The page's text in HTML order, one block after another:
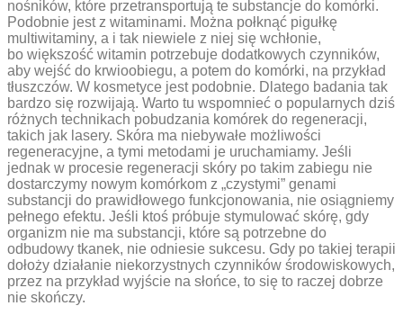
nośników, które przetransportują te substancje do komórki.
Podobnie jest z witaminami. Można połknąć pigułkę
multiwitaminy, a i tak niewiele z niej się wchłonie,
bo większość witamin potrzebuje dodatkowych czynników,
aby wejść do krwioobiegu, a potem do komórki, na przykład
tłuszczów. W kosmetyce jest podobnie. Dlatego badania tak
bardzo się rozwijają. Warto tu wspomnieć o popularnych dziś
różnych technikach pobudzania komórek do regeneracji,
takich jak lasery. Skóra ma niebywałe możliwości
regeneracyjne, a tymi metodami je uruchamiamy. Jeśli
jednak w procesie regeneracji skóry po takim zabiegu nie
dostarczymy nowym komórkom z „czystymi” genami
substancji do prawidłowego funkcjonowania, nie osiągniemy
pełnego efektu. Jeśli ktoś próbuje stymulować skórę, gdy
organizm nie ma substancji, które są potrzebne do
odbudowy tkanek, nie odniesie sukcesu. Gdy po takiej terapii
dołoży działanie niekorzystnych czynników środowiskowych,
przez na przykład wyjście na słońce, to się to raczej dobrze
nie skończy.